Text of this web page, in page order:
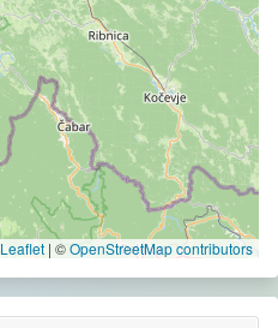
Leaflet | ©OpenStreetMap contributors